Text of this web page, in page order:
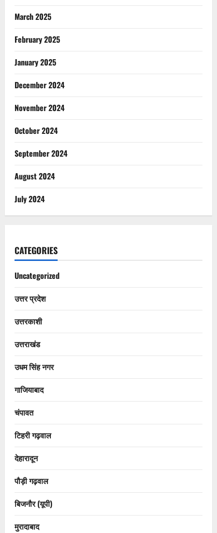
March 2025
February 2025
January 2025
December 2024
November 2024
October 2024
September 2024
August 2024
July 2024
CATEGORIES
Uncategorized
उत्तर प्रदेश
उत्तरकाशी
उत्तराखंड
उधम सिंह नगर
गाजियाबाद
चंपावत
टिहरी गढ़वाल
देहारादून
पौड़ी गढ़वाल
बिजनौर (यूपी)
मुरादाबाद